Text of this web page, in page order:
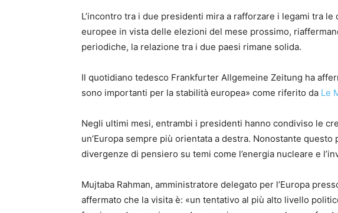
L’incontro tra i due presidenti mira a rafforzare i legami tra
europee in vista delle elezioni del mese prossimo,
periodiche, la relazione tra i due paesi rimane solida.
Il quotidiano tedesco Frankfurter Allgemeine Zeitung ha
sono importanti per la stabilità europea» come riferito da Le
Negli ultimi mesi, entrambi i presidenti hanno condiviso le
un’Europa sempre più orientata a destra. Nonostante
divergenze di pensiero su temi come l’energia nucleare e
Mujtaba Rahman, amministratore delegato per l’Europa
affermato che la visita è: «un tentativo al più alto livello